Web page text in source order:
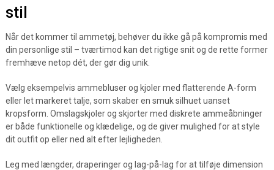
stil
Når det kommer til ammetøj, behøver du ikke gå på kompromis med
din personlige stil – tværtimod kan det rigtige snit og de rette former
fremhæve netop dét, der gør dig unik.
Vælg eksempelvis ammebluser og kjoler med flatterende A-form
eller let markeret talje, som skaber en smuk silhuet uanset
kropsform. Omslagskjoler og skjorter med diskrete ammeåbninger
er både funktionelle og klædelige, og de giver mulighed for at style
dit outfit op eller ned alt efter lejligheden.
Leg med længder, draperinger og lag-på-lag for at tilføje dimension